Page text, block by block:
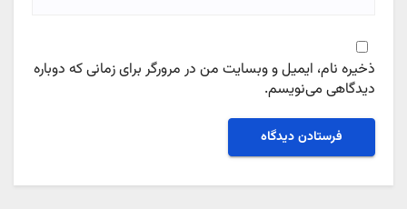
ذخیره نام، ایمیل و وبسایت من در مرورگر برای زمانی که دوباره
دیدگاهی می‌نویسم.